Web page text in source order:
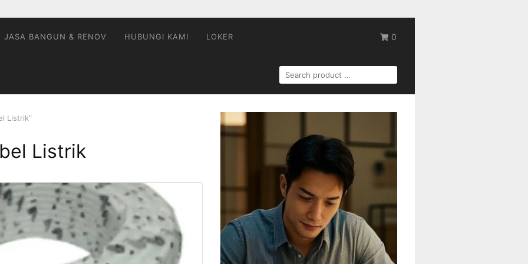
0
JASA BANGUN & RENOV HUBUNGI KAMI LOKER
SEARCH
FOR:
Listrik”
Listrik